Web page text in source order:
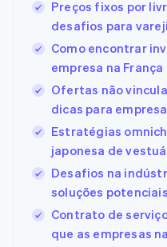
Preços fixos por
desafios para
Como encontrar
empresa na França
Ofertas não
dicas para
Estratégias
japonesa de
Desafios na
soluções
Contrato de
que as empresas